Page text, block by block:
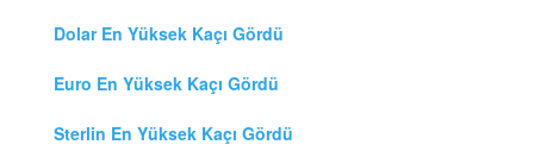
Dolar En Yüksek Kaçı Gördü
Euro En Yüksek Kaçı Gördü
Sterlin En Yüksek Kaçı Gördü